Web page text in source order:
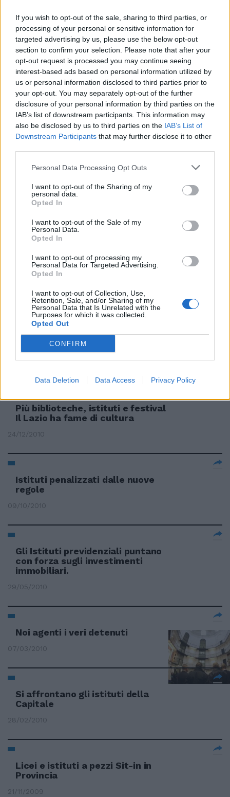
If you wish to opt-out of the sale, sharing to third parties, or
processing of your personal or sensitive information for
targeted advertising by us, please use the below opt-out
section to confirm your selection. Please note that after your
opt-out request is processed you may continue seeing
interest-based ads based on personal information utilized by
us or personal information disclosed to third parties prior to
your opt-out. You may separately opt-out of the further
disclosure of your personal information by third parties on the
IAB’s list of downstream participants. This information may
also be disclosed by us to third parties on the IAB’s List of
Downstream Participants that may further disclose it to other
Personal Data Processing Opt Outs
I want to opt-out of the Sharing of my
personal data.
Opted In
I want to opt-out of the Sale of my
Personal Data.
Opted In
I want to opt-out of processing my
Personal Data for Targeted Advertising.
Opted In
I want to opt-out of Collection, Use,
Retention, Sale, and/or Sharing of my
Personal Data that Is Unrelated with the
Purposes for which it was collected.
Opted Out
CONFIRM
Data Deletion Data Access Privacy Policy
18/12/2011
Negli istituti centrali torna la
corsa all'oro
27/11/2011
Centro storico Sbarrati
scuole 7 Ieri mattina gli studenti
del movimento studentesco
Rivoluzione Scuola hanno
bloccato simbolicamente le
entrate di circa 50 istituti
scolastici della Capitale.
25/09/2011
Caos a Talete e Russell Le classi
scoppiano negli istituti trendy
18/09/2011
Pasquali: serve uno screening in
tutti gli istituti scolastici
31/08/2011
Più biblioteche, istituti e festival
Il Lazio ha fame di cultura
24/12/2010
Istituti penalizzati dalle nuove
regole
09/10/2010
Gli Istituti previdenziali puntano
con forza sugli investimenti
immobiliari.
29/05/2010
Noi agenti i veri detenuti
07/03/2010
Si affrontano gli istituti della
Capitale
28/02/2010
Licei e istituti a pezzi Sit-in in
Provincia
21/11/2009